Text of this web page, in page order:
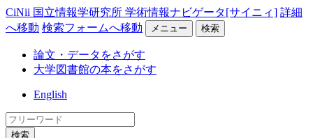
CiNii 国立情報学研究所 学術情報ナビゲータ[サイニィ] 詳細
へ移動 検索フォームへ移動 メニュー 検索
論文・データをさがす
大学図書館の本をさがす
English
検索